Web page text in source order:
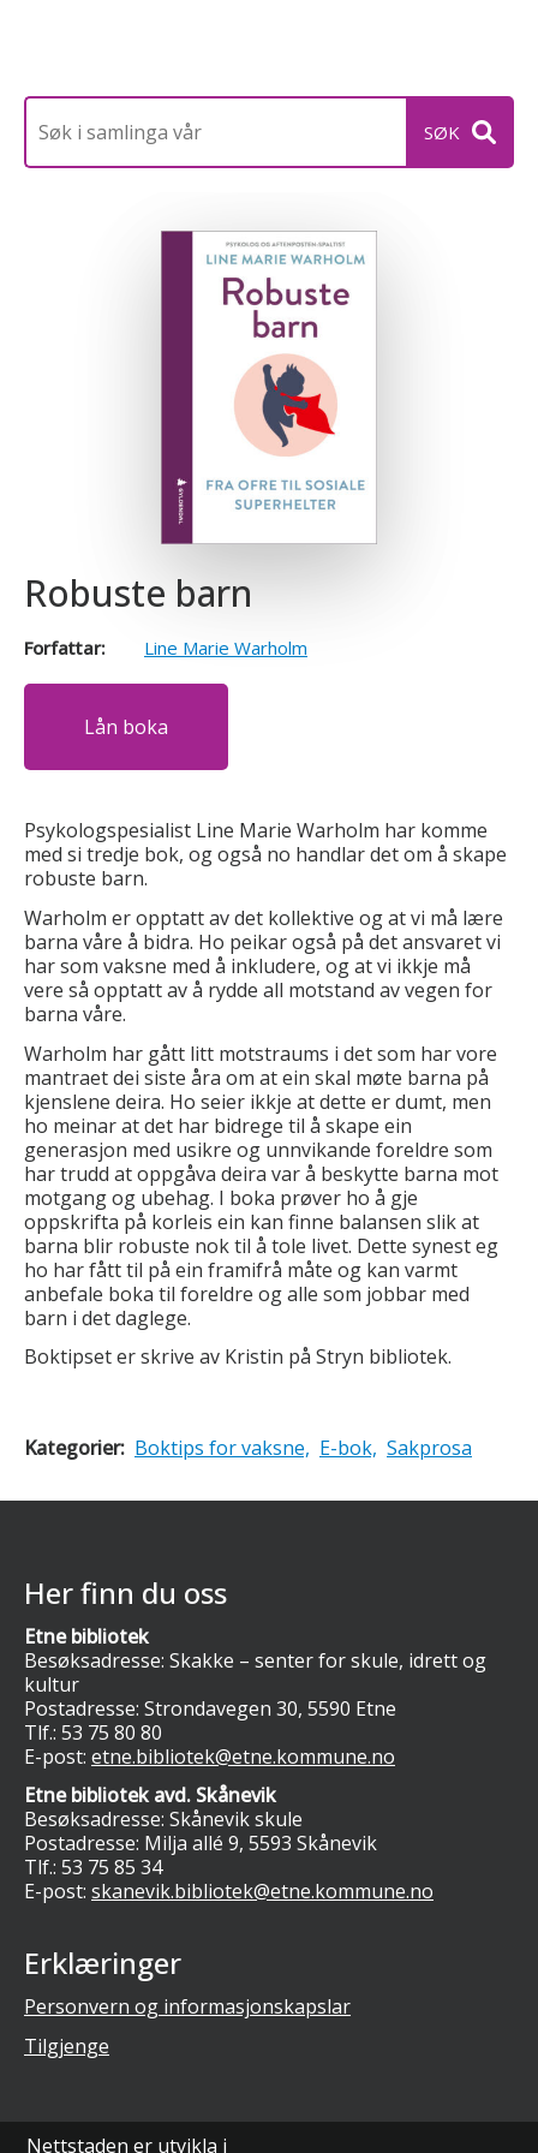
Robuste barn
Forfattar: Line Marie Warholm
Lån boka
Psykologspesialist Line Marie Warholm har komme
med si tredje bok, og også no handlar det om å skape
robuste barn.
Warholm er opptatt av det kollektive og at vi må lære
barna våre å bidra. Ho peikar også på det ansvaret vi
har som vaksne med å inkludere, og at vi ikkje må
vere så opptatt av å rydde all motstand av vegen for
barna våre.
Warholm har gått litt motstraums i det som har vore
mantraet dei siste åra om at ein skal møte barna på
kjenslene deira. Ho seier ikkje at dette er dumt, men
ho meinar at det har bidrege til å skape ein
generasjon med usikre og unnvikande foreldre som
har trudd at oppgåva deira var å beskytte barna mot
motgang og ubehag. I boka prøver ho å gje
oppskrifta på korleis ein kan finne balansen slik at
barna blir robuste nok til å tole livet. Dette synest eg
ho har fått til på ein framifrå måte og kan varmt
anbefale boka til foreldre og alle som jobbar med
barn i det daglege.
Boktipset er skrive av Kristin på Stryn bibliotek.
Kategorier: Boktips for vaksne, E-bok, Sakprosa
Her finn du oss
Etne bibliotek
Besøksadresse: Skakke – senter for skule, idrett og
kultur
Postadresse: Strondavegen 30, 5590 Etne
Tlf.: 53 75 80 80
E-post: etne.bibliotek@etne.kommune.no
Etne bibliotek avd. Skånevik
Besøksadresse: Skånevik skule
Postadresse: Milja allé 9, 5593 Skånevik
Tlf.: 53 75 85 34
E-post: skanevik.bibliotek@etne.kommune.no
Erklæringer
Personvern og informasjonskapslar
Tilgjenge
Nettstaden er utvikla i